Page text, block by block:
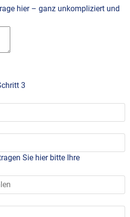
hier – ganz unkompliziert und
3
Sie hier bitte Ihre